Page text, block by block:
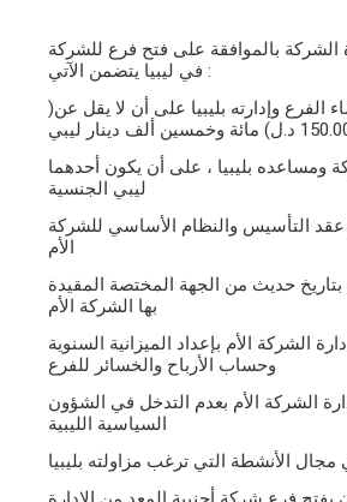
بالموافقة على فتح فرع للشركة
في ليبيا يتضمن الآتي :
الفرع وإدارته بليبيا على أن لا يقل عن(
مائة وخمسين ألف دينار ليبي
ومساعده بليبيا ، على أن يكون أحدهما
ليبي الجنسية
التأسيس والنظام الأساسي للشركة
الأم
حديث من الجهة المختصة المقيدة
بها الشركة الأم
الشركة الأم بإعداد الميزانية السنوية
وحساب الأرباح والخسائر للفرع
الشركة الأم بعدم التدخل في الشؤون
السياسية الليبية
الأنشطة التي ترغب مزاولته بليبيا